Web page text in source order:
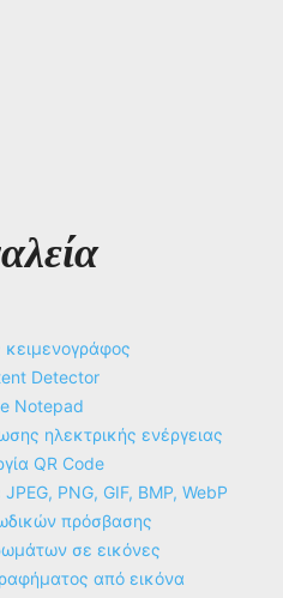
Detector
Notepad
ηλεκτρικής ενέργειας
QR Code
PNG, GIF, BMP, WebP
πρόσβασης
σε εικόνες
από εικόνα